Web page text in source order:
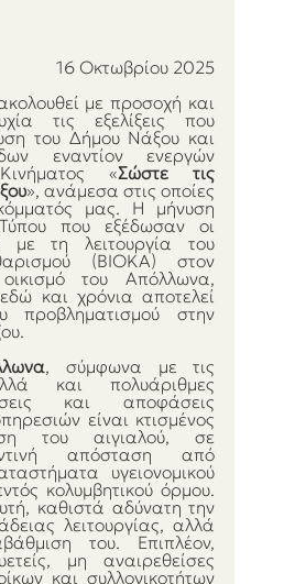
16 Οκτωβρίου 2025
με προσοχή και
τις εξελίξεις που
του Δήμου Νάξου και
εναντίον ενεργών
«Σώστε τις
», ανάμεσα στις οποίες
μας. Η μήνυση
που εξέδωσαν οι
με τη λειτουργία του
(ΒΙΟΚΑ) στον
του Απόλλωνα,
και χρόνια αποτελεί
προβληματισμού στην
, σύμφωνα με τις
και πολυάριθμες
και αποφάσεις
είναι κτισμένος
του αιγιαλού, σε
απόσταση από
υγειονομικού
κολυμβητικού όρμου.
καθιστά αδύνατη την
λειτουργίας, αλλά
του. Επιπλέον,
μη αναιρεθείσες
και συλλογικοτήτων